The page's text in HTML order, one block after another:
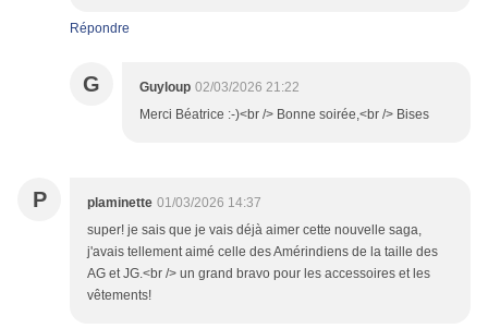
Répondre
G Guyloup 02/03/2026 21:22
Merci Béatrice :-)<br /> Bonne soirée,<br /> Bises
P plaminette 01/03/2026 14:37
super! je sais que je vais déjà aimer cette nouvelle saga,
j'avais tellement aimé celle des Amérindiens de la taille des
AG et JG.<br /> un grand bravo pour les accessoires et les
vêtements!